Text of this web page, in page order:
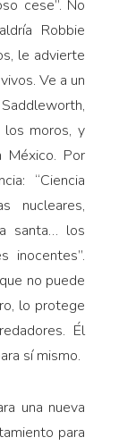
cese”. No
Robbie
le advierte
Ve a un
moros, y
México. Por
“Ciencia
nucleares,
santa… los
inocentes”.
no puede
lo protege
Él
sí mismo.
una nueva
para